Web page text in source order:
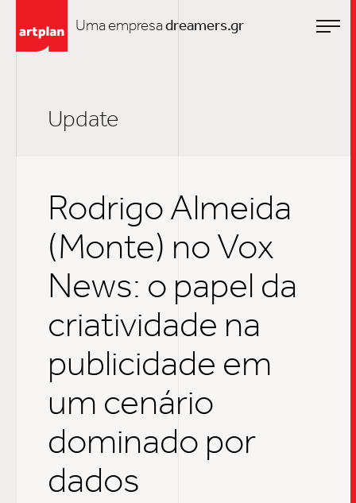
Uma empresadreamers.gr
Update
Rodrigo Almeida
(Monte) no Vox
News: o papel da
criatividade na
publicidade em
um cenário
dominado por
dados